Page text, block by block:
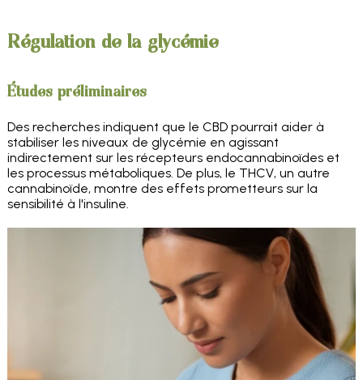
Régulation de la glycémie
Études préliminaires
Des recherches indiquent que le CBD pourrait aider à
stabiliser les niveaux de glycémie en agissant
indirectement sur les récepteurs endocannabinoïdes et
les processus métaboliques. De plus, le THCV, un autre
cannabinoïde, montre des effets prometteurs sur la
sensibilité à l'insuline.